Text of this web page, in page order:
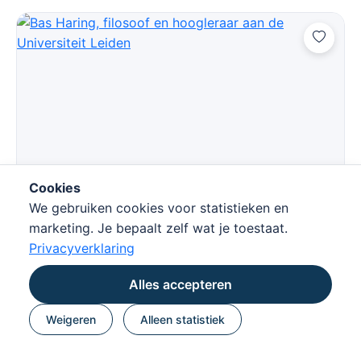
Bas Haring
Kunstmatige intelligentie. Filosofie. Duurzaamheid.
Bas Haring is een Nederlandse filosoof en informaticus
die wetenschap en filosofie toegankelijk maakt voor een
breed pub
€ 2.000 - € 3.500 Bekijk spreker
Cookies
We gebruiken cookies voor statistieken en
marketing. Je bepaalt zelf wat je toestaat.
Privacyverklaring
Alles accepteren
Weigeren Alleen statistiek